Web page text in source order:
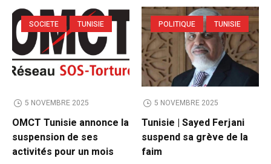
SOCIETE TUNISIE
5 NOVEMBRE 2025
OMCT Tunisie annonce la
suspension de ses
activités pour un mois
POLITIQUE TUNISIE
5 NOVEMBRE 2025
Tunisie | Sayed Ferjani
suspend sa grève de la
faim